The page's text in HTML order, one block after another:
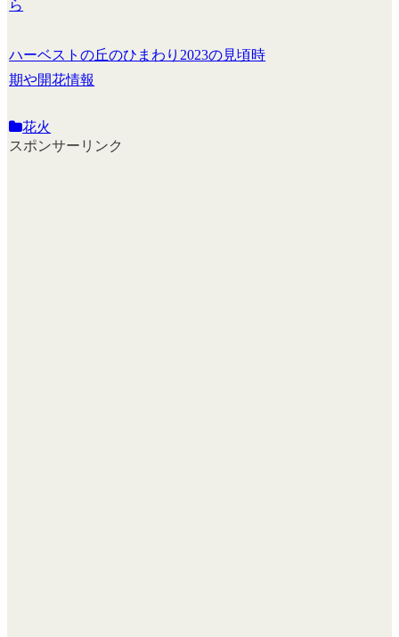
ら
ハーベストの丘のひまわり2023の見頃時
期や開花情報
花火
スポンサーリンク